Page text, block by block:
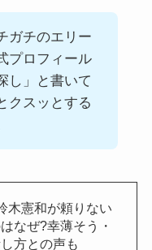
ガチのエリー
プロフィール
し」と書いて
クスッとする
木憲和が頼りない
なぜ?幸薄そう・
方との声も